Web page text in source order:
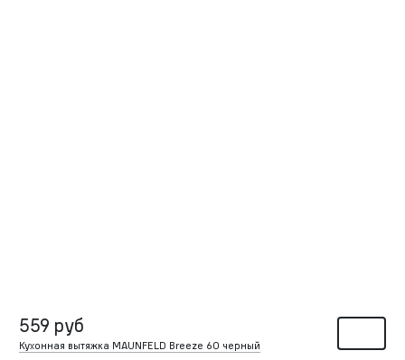
559 руб
Кухонная вытяжка MAUNFELD Breeze 60 черный